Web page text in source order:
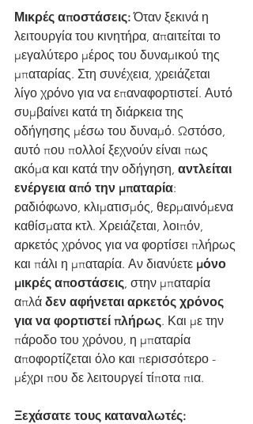
Μικρές αποστάσεις: Όταν ξεκινά η
λειτουργία του κινητήρα, απαιτείται το
μεγαλύτερο μέρος του δυναμικού της
μπαταρίας. Στη συνέχεια, χρειάζεται
λίγο χρόνο για να επαναφορτιστεί. Αυτό
συμβαίνει κατά τη διάρκεια της
οδήγησης μέσω του δυναμό. Ωστόσο,
αυτό που πολλοί ξεχνούν είναι πως
ακόμα και κατά την οδήγηση, αντλείται
ενέργεια από την μπαταρία:
ραδιόφωνο, κλιματισμός, θερμαινόμενα
καθίσματα κτλ. Χρειάζεται, λοιπόν,
αρκετός χρόνος για να φορτίσει πλήρως
και πάλι η μπαταρία. Αν διανύετε μόνο
μικρές αποστάσεις, στην μπαταρία
απλά δεν αφήνεται αρκετός χρόνος
για να φορτιστεί πλήρως. Και με την
πάροδο του χρόνου, η μπαταρία
αποφορτίζεται όλο και περισσότερο -
μέχρι που δε λειτουργεί τίποτα πια.
Ξεχάσατε τους καταναλωτές: